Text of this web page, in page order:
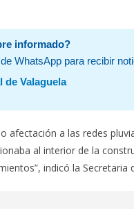
informado?
WhatsApp para recibir
de Valaguela
afectación a las redes
al interior de la
indicó la Secretaria